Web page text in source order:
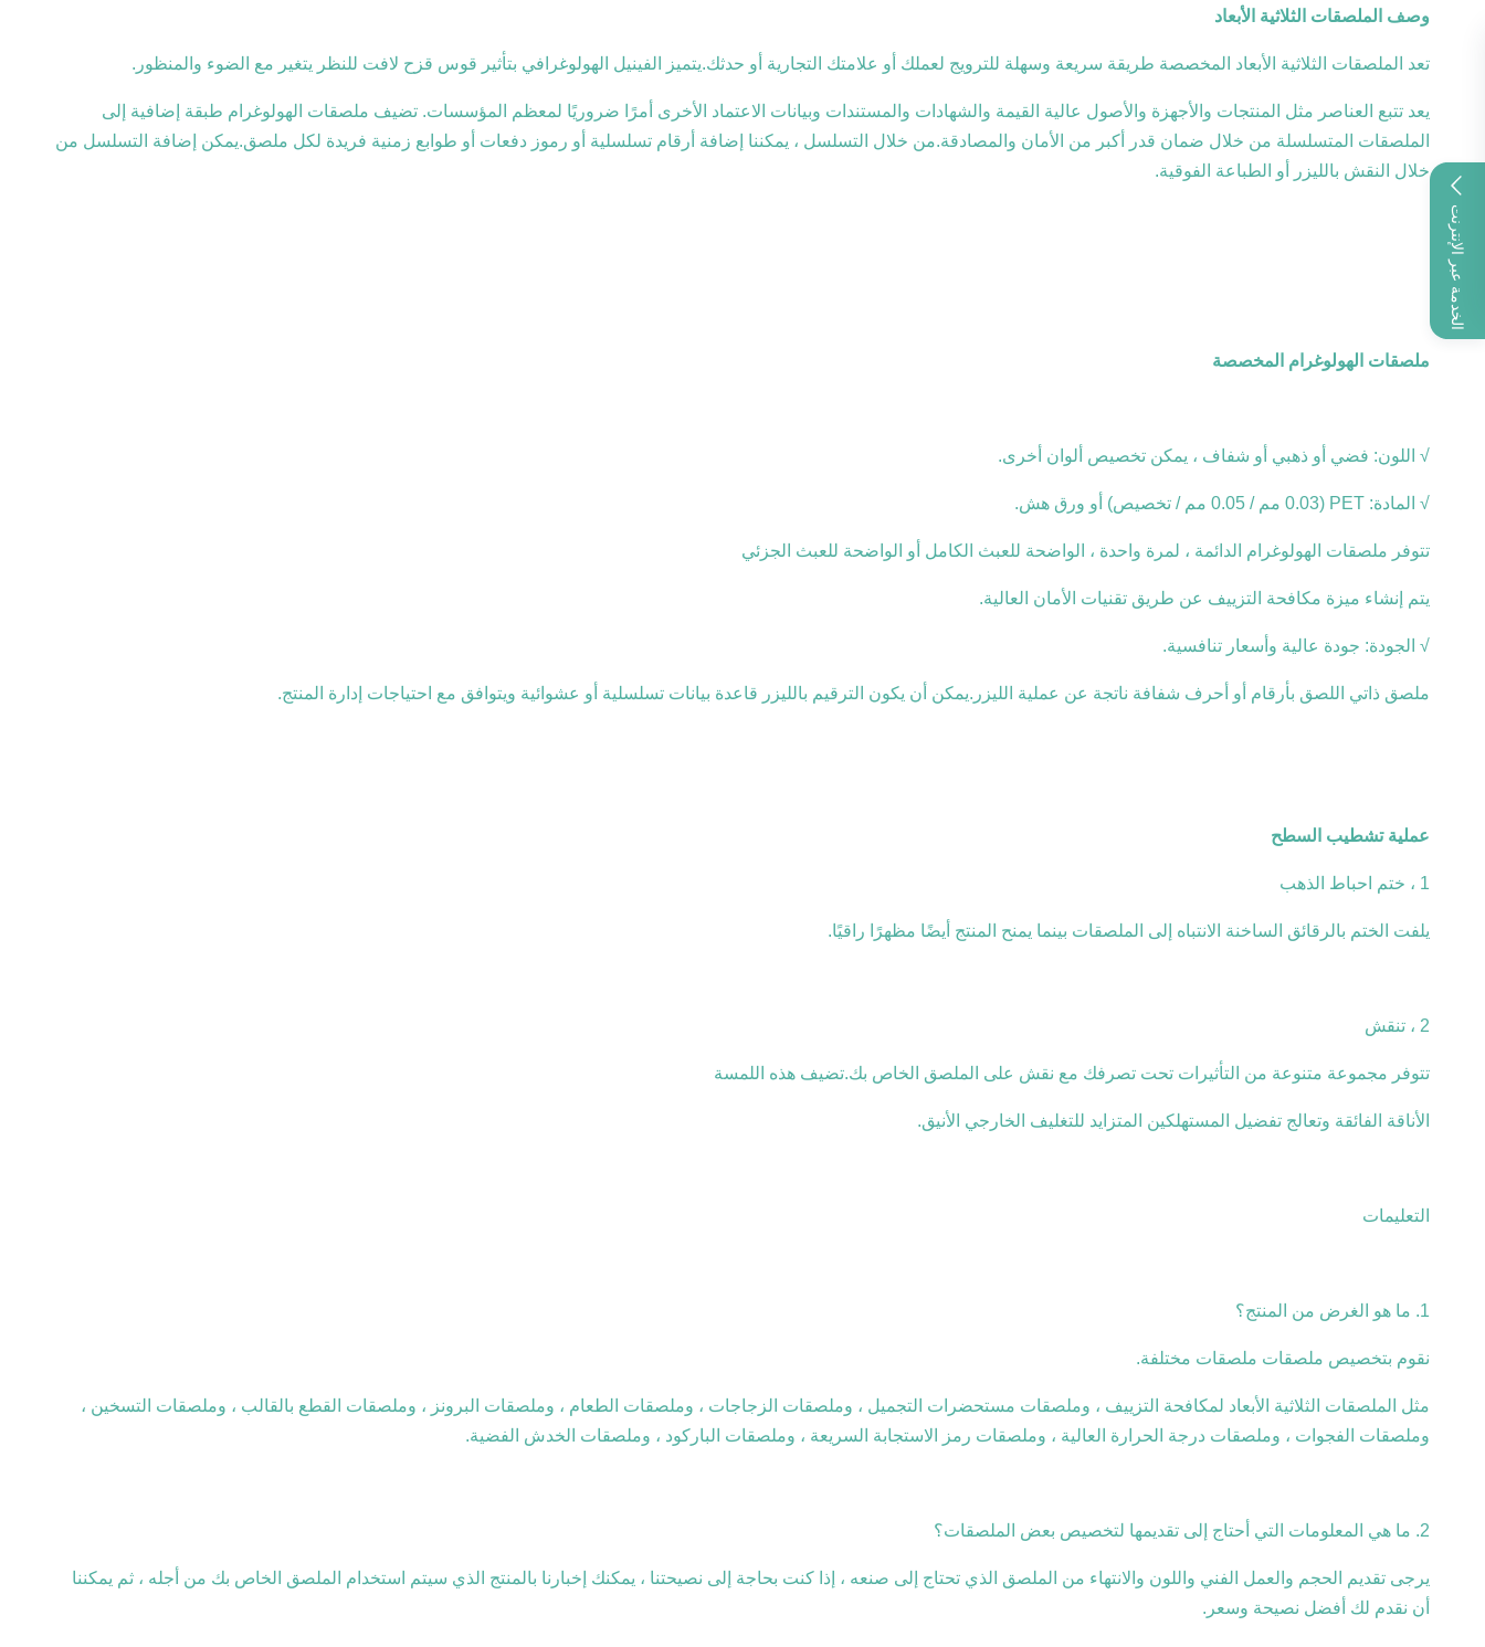
الخدمة عبر الإنترنت
وصف الملصقات الثلاثية الأبعاد
تعد الملصقات الثلاثية الأبعاد المخصصة طريقة سريعة وسهلة للترويج لعملك أو علامتك التجارية أو حدثك.يتميز الفينيل الهولوغرافي بتأثير قوس قزح لافت للنظر يتغير مع الضوء والمنظور.
يعد تتبع العناصر مثل المنتجات والأجهزة والأصول عالية القيمة والشهادات والمستندات وبيانات الاعتماد الأخرى أمرًا ضروريًا لمعظم المؤسسات. تضيف ملصقات الهولوغرام طبقة إضافية إلى
الملصقات المتسلسلة من خلال ضمان قدر أكبر من الأمان والمصادقة.من خلال التسلسل ، يمكننا إضافة أرقام تسلسلية أو رموز دفعات أو طوابع زمنية فريدة لكل ملصق.يمكن إضافة التسلسل من
خلال النقش بالليزر أو الطباعة الفوقية.
ملصقات الهولوغرام المخصصة
√ اللون: فضي أو ذهبي أو شفاف ، يمكن تخصيص ألوان أخرى.
√ المادة: PET (0.03 مم / 0.05 مم / تخصيص) أو ورق هش.
تتوفر ملصقات الهولوغرام الدائمة ، لمرة واحدة ، الواضحة للعبث الكامل أو الواضحة للعبث الجزئي
يتم إنشاء ميزة مكافحة التزييف عن طريق تقنيات الأمان العالية.
√ الجودة: جودة عالية وأسعار تنافسية.
ملصق ذاتي اللصق بأرقام أو أحرف شفافة ناتجة عن عملية الليزر.يمكن أن يكون الترقيم بالليزر قاعدة بيانات تسلسلية أو عشوائية ويتوافق مع احتياجات إدارة المنتج.
عملية تشطيب السطح
1 ، ختم احباط الذهب
يلفت الختم بالرقائق الساخنة الانتباه إلى الملصقات بينما يمنح المنتج أيضًا مظهرًا راقيًا.
2 ، تنقش
تتوفر مجموعة متنوعة من التأثيرات تحت تصرفك مع نقش على الملصق الخاص بك.تضيف هذه اللمسة
الأناقة الفائقة وتعالج تفضيل المستهلكين المتزايد للتغليف الخارجي الأنيق.
التعليمات
1. ما هو الغرض من المنتج؟
نقوم بتخصيص ملصقات ملصقات مختلفة.
مثل الملصقات الثلاثية الأبعاد لمكافحة التزييف ، وملصقات مستحضرات التجميل ، وملصقات الزجاجات ، وملصقات الطعام ، وملصقات البرونز ، وملصقات القطع بالقالب ، وملصقات التسخين ،
وملصقات الفجوات ، وملصقات درجة الحرارة العالية ، وملصقات رمز الاستجابة السريعة ، وملصقات الباركود ، وملصقات الخدش الفضية.
2. ما هي المعلومات التي أحتاج إلى تقديمها لتخصيص بعض الملصقات؟
يرجى تقديم الحجم والعمل الفني واللون والانتهاء من الملصق الذي تحتاج إلى صنعه ، إذا كنت بحاجة إلى نصيحتنا ، يمكنك إخبارنا بالمنتج الذي سيتم استخدام الملصق الخاص بك من أجله ، ثم يمكننا
أن نقدم لك أفضل نصيحة وسعر.